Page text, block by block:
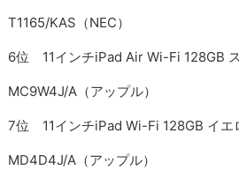
T1165/KAS（NEC）
6位 11インチiPad Air Wi-Fi 128GB
MC9W4J/A（アップル）
7位 11インチiPad Wi-Fi 128GB イエ
MD4D4J/A（アップル）